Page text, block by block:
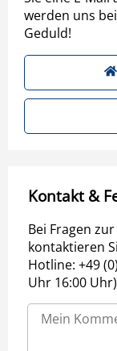
werden uns
Geduld!
Kontakt &
Bei Fragen
kontaktieren
Hotline: +49
Uhr 16:00